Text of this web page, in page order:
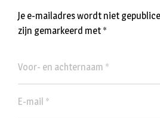
Je e-mailadres wordt niet
zijn gemarkeerd met *